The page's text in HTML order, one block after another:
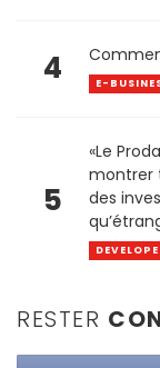
4 E-
5
«Le
montrer
des
RESTER